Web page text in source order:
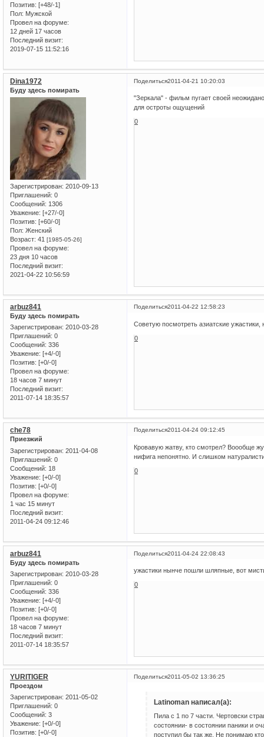
Позитив: [+48/-1]
Пол: Мужской
Провел на форуме:
12 дней 17 часов
Последний визит:
2019-07-15 11:52:16
Поделиться2011-04-21 10:20:03
Dina1972
Буду здесь помирать
Зарегистрирован: 2010-09-13
Приглашений: 0
Сообщений: 1306
Уважение: [+27/-0]
Позитив: [+60/-0]
Пол: Женский
Возраст: 41 [1985-05-26]
Провел на форуме:
23 дня 10 часов
Последний визит:
2021-04-22 10:56:59
"Зеркала" - фильм пугает своей
для остроты ощущений
0
Поделиться2011-04-22 12:58:23
arbuz841
Буду здесь помирать
Зарегистрирован: 2010-03-28
Приглашений: 0
Сообщений: 336
Уважение: [+4/-0]
Позитив: [+0/-0]
Провел на форуме:
18 часов 7 минут
Последний визит:
2011-07-14 18:35:57
Советую посмотреть азиатские
0
Поделиться2011-04-24 09:12:45
che78
Приезжий
Зарегистрирован: 2011-04-08
Приглашений: 0
Сообщений: 18
Уважение: [+0/-0]
Позитив: [+0/-0]
Провел на форуме:
1 час 15 минут
Последний визит:
2011-04-24 09:12:46
Кровавую жатву, кто смотрел? Воообще
нифига непонятно. И слишком
0
Поделиться2011-04-24 22:08:43
arbuz841
Буду здесь помирать
Зарегистрирован: 2010-03-28
Приглашений: 0
Сообщений: 336
Уважение: [+4/-0]
Позитив: [+0/-0]
Провел на форуме:
18 часов 7 минут
Последний визит:
2011-07-14 18:35:57
ужастики нынче пошли шляпные, вот
0
Поделиться2011-05-02 13:36:25
YURITIGER
Проездом
Зарегистрирован: 2011-05-02
Приглашений: 0
Сообщений: 3
Уважение: [+0/-0]
Позитив: [+0/-0]
Latinoman написал(а):
Пила с 1 по 7 части. Чертовски
состоянии- в состоянии паники и
поступил бы так же. Не понимаю